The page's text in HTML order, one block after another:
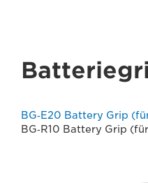
BG‐E20 Battery Grip
BG‐R10 Battery Grip